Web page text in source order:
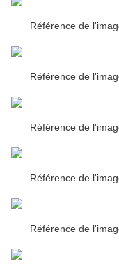
Référence de
Référence de
Référence de
Référence de
Référence de